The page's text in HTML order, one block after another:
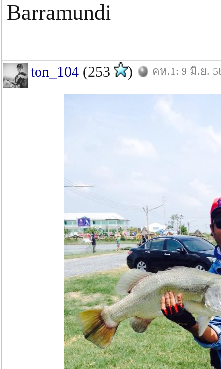
Barramundi
ton_104 (253 ) คห.1: 9 มิ.ย.